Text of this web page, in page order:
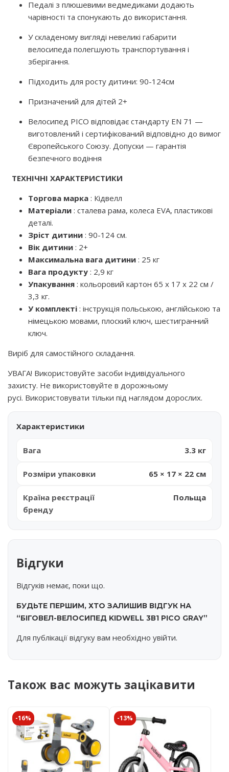
Педалі з плюшевими ведмедиками додають
чарівності та спонукають до використання.
У складеному вигляді невеликі габарити
велосипеда полегшують транспортування і
зберігання.
Підходить для росту дитини: 90-124см
Призначений для дітей 2+
Велосипед PICO відповідає стандарту EN 71 —
виготовлений і сертифікований відповідно до вимог
Європейського Союзу. Допуски — гарантія
безпечного водіння
ТЕХНІЧНІ ХАРАКТЕРИСТИКИ
Торгова марка : Кідвелл
Матеріали : сталева рама, колеса EVA, пластикові
деталі.
Зріст дитини : 90-124 см.
Вік дитини : 2+
Максимальна вага дитини : 25 кг
Вага продукту : 2,9 кг
Упакування : кольоровий картон 65 х 17 х 22 см /
3,3 кг.
У комплекті : інструкція польською, англійською та
німецькою мовами, плоский ключ, шестигранний
ключ.
Виріб для самостійного складання.
УВАГА! Використовуйте засоби індивідуального
захисту. Не використовуйте в дорожньому
русі. Використовувати тільки під наглядом дорослих.
Характеристики
Вага 3.3 кг
Розміри упаковки 65 × 17 × 22 см
Країна реєстрації
бренду
Польща
Відгуки
Відгуків немає, поки що.
БУДЬТЕ ПЕРШИМ, ХТО ЗАЛИШИВ ВІДГУК НА
“БІГОВЕЛ-ВЕЛОСИПЕД KIDWELL 3В1 PICO GRAY”
Для публікації відгуку вам необхідно увійти.
Також вас можуть зацікавити
-16% -13%